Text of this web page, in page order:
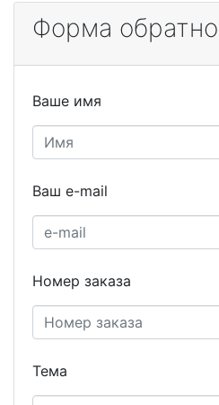
Форма
Ваше имя
Ваш e-mail
Номер заказа
Тема